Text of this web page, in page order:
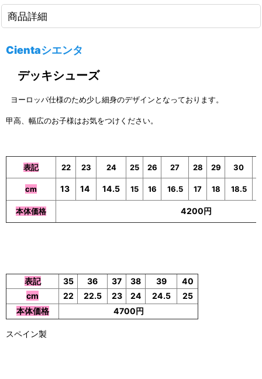
商品詳細
Cientaシエンタ
デッキシューズ
ヨーロッパ仕様のため少し細身のデザインとなっております。
甲高、幅広のお子様はお気をつけください。
表記 22 23 24 25 26 27 28 29 30
cm 13 14 14.5 15 16 16.5 17 18 18.5
本体価格 4200円
表記 35 36 37 38 39
40
cm
22 22.5 23 24 24.5
25
本体価格
4700円
スペイン製